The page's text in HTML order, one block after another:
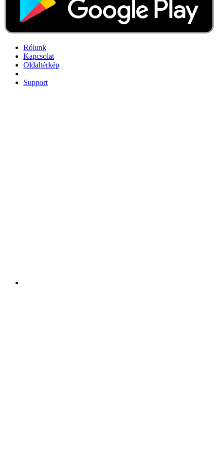
Rólunk
Kapcsolat
Oldaltérkép
Support